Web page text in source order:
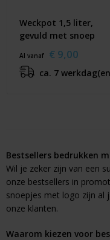
Weckpot 1,5 liter,
gevuld met snoep
Al vanaf € 9,00
ca. 7
Bestsellers bedrukken
Wil je zeker zijn van een
onze bestsellers in
snoepjes met logo zijn al
onze klanten.
Waarom kiezen voor